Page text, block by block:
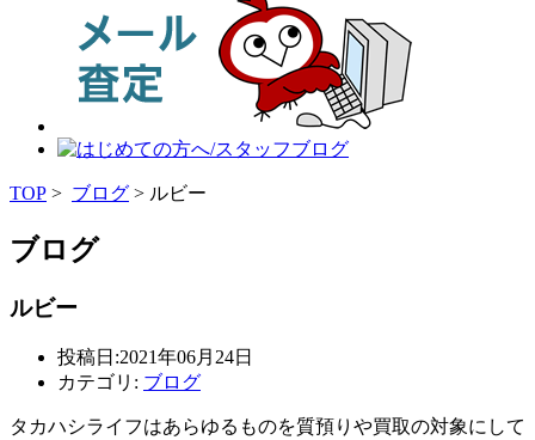
TOP > ブログ > ルビー
ブログ
ルビー
投稿日:2021年06月24日
カテゴリ: ブログ
タカハシライフはあらゆるものを質預りや買取の対象にして